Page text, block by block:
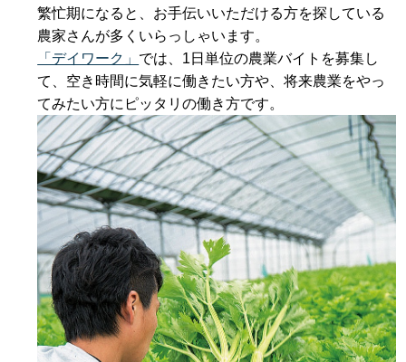
繁忙期になると、お手伝いいただける方を探している
農家さんが多くいらっしゃいます。
「デイワーク」 では、1日単位の農業バイトを募集し
て、空き時間に気軽に働きたい方や、将来農業をやっ
てみたい方にピッタリの働き方です。